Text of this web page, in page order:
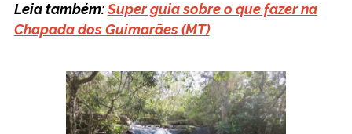
Leia também:Super guia sobre o que fazer na
Chapada dos Guimarães (MT)